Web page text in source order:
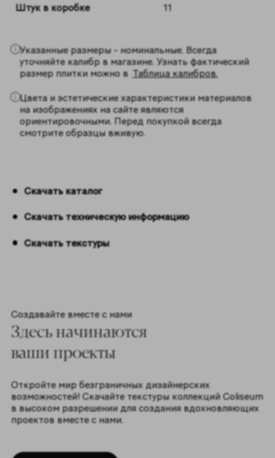
Штук в коробке 11
Указанные размеры - номинальные. Всегда
уточняйте калибр в магазине. Узнать фактический
размер плитки можно в Таблица калибров.
Цвета и эстетические характеристики материалов
на изображениях на сайте являются
ориентировочными. Перед покупкой всегда
смотрите образцы вживую.
Скачать каталог
Скачать техническую информацию
Скачать текстуры
Создавайте вместе с нами
Здесь начинаются
ваши проекты
Откройте мир безграничных дизайнерских
возможностей! Скачайте текстуры коллекций Coliseum
в высоком разрешении для создания вдохновляющих
проектов вместе с нами.